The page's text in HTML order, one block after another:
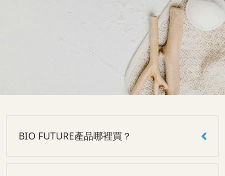
BIO FUTURE產品哪裡買？